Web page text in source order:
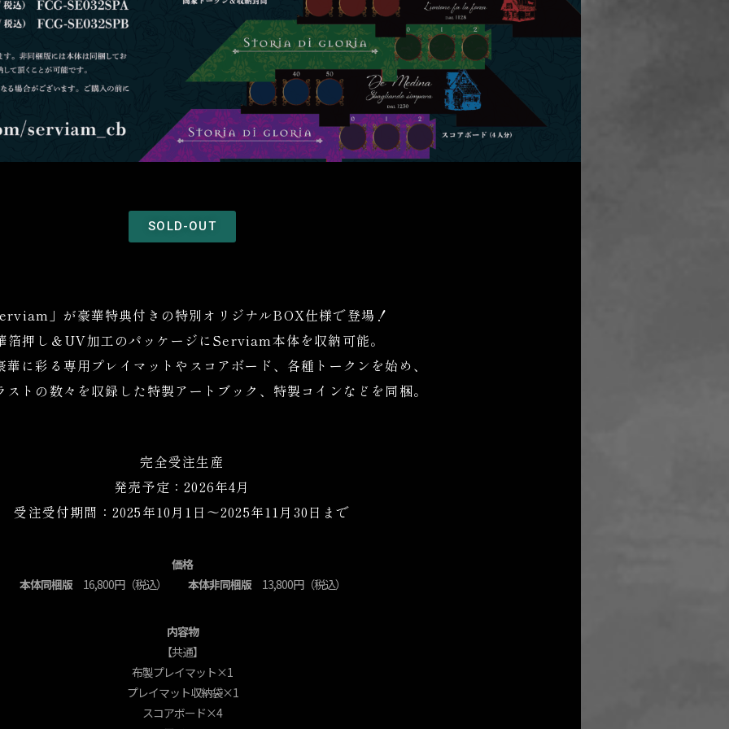
SOLD-OUT
」が豪華特典付きの特別オリジナルBOX仕様で登場！
箔押し＆UV加工のパッケージにServiam本体を収納可能。
華に彩る専用プレイ マットやスコアボード、各種トークンを始め、
ストの数々を収録した特製アートブック、特製コインなどを同梱。
完全受注生産
発売予定：2026年4月
受注受付期間：2025年10月1日～2025年11月30日まで
価格
本体同梱版 16,800円（税込） 本体非同梱版 13,800円（税込）
内容物
【共通】
布製プレイマット×1
プレイマット収納袋×1
スコアボード×4